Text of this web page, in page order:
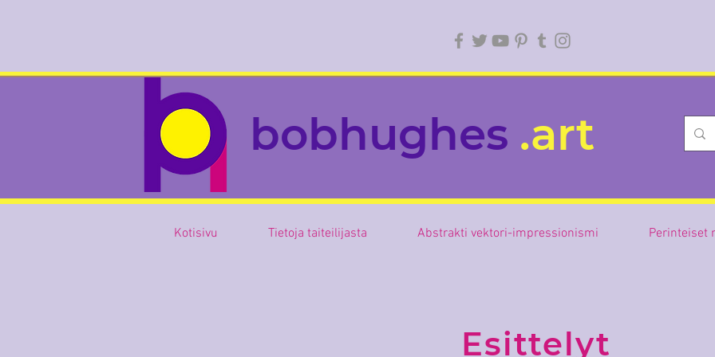
bobhughes .art
Kotisivu Tietoja taiteilijasta Abstrakti vektori-impressionismi Perinteiset
Esittelyt